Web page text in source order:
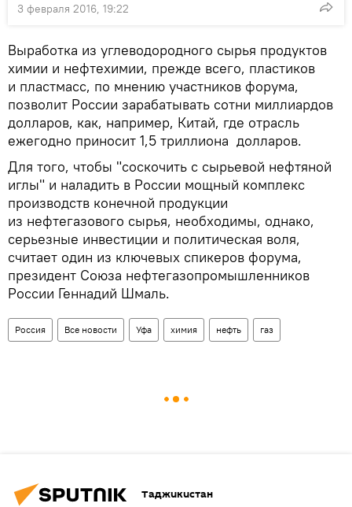
3 февраля 2016, 19:22
Выработка из углеводородного сырья продуктов
химии и нефтехимии, прежде всего, пластиков
и пластмасс, по мнению участников форума,
позволит России зарабатывать сотни миллиардов
долларов, как, например, Китай, где отрасль
ежегодно приносит 1,5 триллиона долларов.
Для того, чтобы "соскочить с сырьевой нефтяной
иглы" и наладить в России мощный комплекс
производств конечной продукции
из нефтегазового сырья, необходимы, однако,
серьезные инвестиции и политическая воля,
считает один из ключевых спикеров форума,
президент Союза нефтегазопромышленников
России Геннадий Шмаль.
Россия Все новости Уфа химия нефть газ
Таджикистан